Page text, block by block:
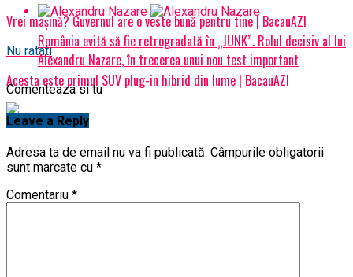
Vrei mașină? Guvernul are o veste bună pentru tine | BacauAZI
Nu ratati
Acesta este primul SUV plug-in hibrid din lume | BacauAZI
România evită să fie retrogradată în „JUNK”. Rolul decisiv al lui
Alexandru Nazare, în trecerea unui nou test important
Comenteaza si tu
Leave a Reply
Adresa ta de email nu va fi publicată. Câmpurile obligatorii
sunt marcate cu *
Comentariu *